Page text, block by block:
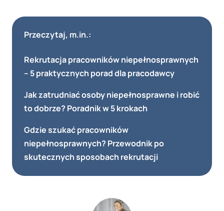
Przeczytaj, m.in.:
Rekrutacja pracowników niepełnosprawnych
– 5 praktycznych porad dla pracodawcy
Jak zatrudniać osoby niepełnosprawne i robić
to dobrze? Poradnik w 5 krokach
Gdzie szukać pracowników
niepełnosprawnych? Przewodnik po
skutecznych sposobach rekrutacji